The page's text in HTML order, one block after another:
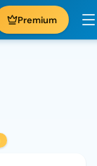
Premium